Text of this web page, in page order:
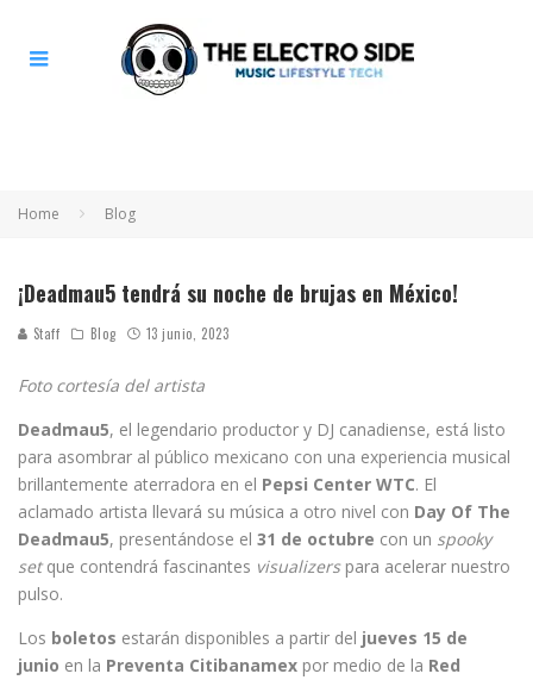
Home Blog
¡Deadmau5 tendrá su noche de brujas en México!
Staff Blog 13 junio, 2023
Foto cortesía del artista
Deadmau5, el legendario productor y DJ canadiense, está listo
para asombrar al público mexicano con una experiencia musical
brillantemente aterradora en el Pepsi Center WTC. El
aclamado artista llevará su música a otro nivel con Day Of The
Deadmau5, presentándose el 31 de octubre con un spooky
setque contendrá fascinantes visualizerspara acelerar nuestro
pulso.
Los boletos estarán disponibles a partir del jueves 15 de
junio en la Preventa Citibanamex por medio de la Red